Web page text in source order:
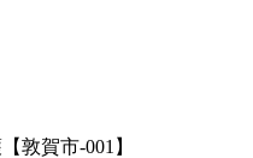
敦賀市-001】